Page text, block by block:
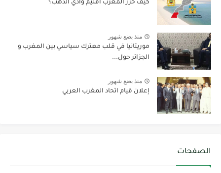
كيف حرر المغرب اقليم وادي الذهب؟
منذ بضع شهور
موريتانيا في قلب معترك سياسي بين المغرب و
الجزائر حول...
منذ بضع شهور
إعلان قيام اتحاد المغرب العربي
الصفحات